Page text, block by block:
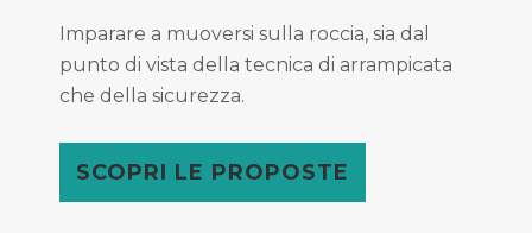
Imparare a muoversi sulla roccia, sia dal
punto di vista della tecnica di arrampicata
che della sicurezza.
SCOPRI LE PROPOSTE